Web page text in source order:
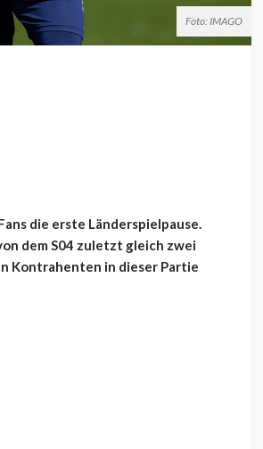
Foto: IMAGO
die erste Länderspielpause.
dem S04 zuletzt gleich zwei
Kontrahenten in dieser Partie